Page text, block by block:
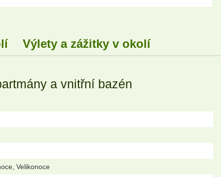
Výlety a zážitky v okolí
a vnitřní bazén
Velikonoce